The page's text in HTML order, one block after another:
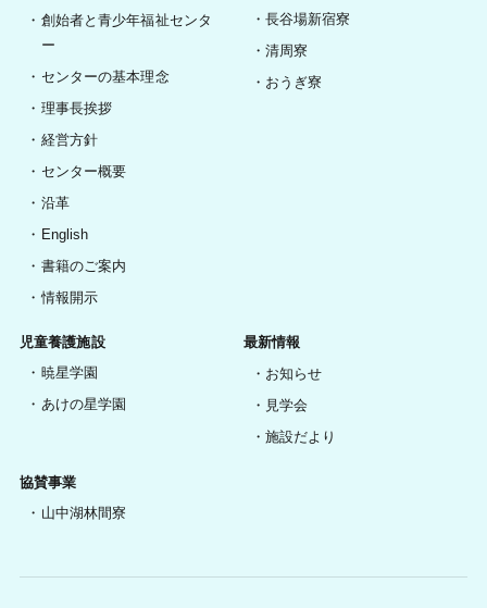
創始者と青少年福祉センタ
ー
センターの基本理念
理事長挨拶
経営方針
センター概要
沿革
English
書籍のご案内
情報開示
長谷場新宿寮
清周寮
おうぎ寮
児童養護施設
暁星学園
あけの星学園
最新情報
お知らせ
見学会
施設だより
協賛事業
山中湖林間寮